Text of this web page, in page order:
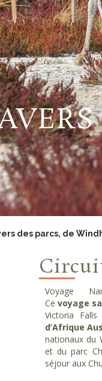
des parcs, de
Voyage
Cevoyage
Victoria
d’Afrique
nationaux du
et du parc
séjour aux